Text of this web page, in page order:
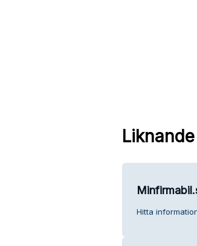
Liknande
Hitta